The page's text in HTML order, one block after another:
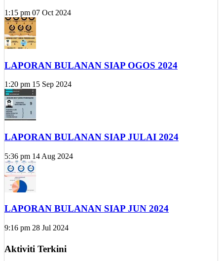
1:15 pm 07 Oct 2024
LAPORAN BULANAN SIAP OGOS 2024
1:20 pm 15 Sep 2024
LAPORAN BULANAN SIAP JULAI 2024
5:36 pm 14 Aug 2024
LAPORAN BULANAN SIAP JUN 2024
9:16 pm 28 Jul 2024
Aktiviti Terkini